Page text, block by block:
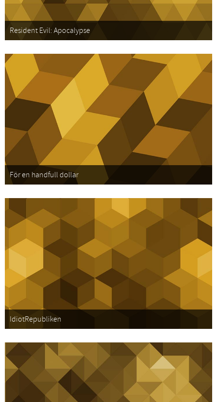
Resident Evil: Apocalypse
För en handfull dollar
IdiotRepubliken